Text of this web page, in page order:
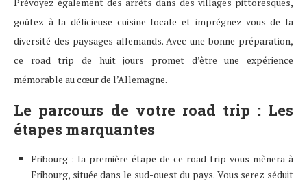
goûtez à la délicieuse cuisine locale et imprégnez-vous de la
diversité des paysages allemands. Avec une bonne préparation,
ce road trip de huit jours promet d’être une expérience
mémorable au cœur de l’Allemagne.
Le parcours de votre road trip : Les
étapes marquantes
Fribourg : la première étape de ce road trip vous mènera à
Fribourg, située dans le sud-ouest du pays. Vous serez séduit